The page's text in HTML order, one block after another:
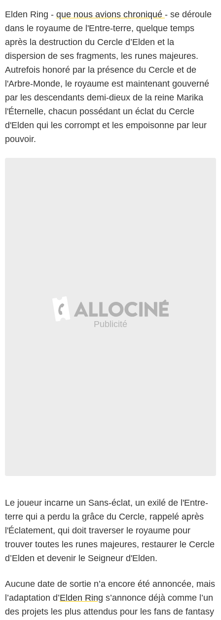
Elden Ring - que nous avions chroniqué - se déroule
dans le royaume de l'Entre-terre, quelque temps
après la destruction du Cercle d’Elden et la
dispersion de ses fragments, les runes majeures.
Autrefois honoré par la présence du Cercle et de
l'Arbre-Monde, le royaume est maintenant gouverné
par les descendants demi-dieux de la reine Marika
l'Éternelle, chacun possédant un éclat du Cercle
d'Elden qui les corrompt et les empoisonne par leur
pouvoir.
Le joueur incarne un Sans-éclat, un exilé de l'Entre-
terre qui a perdu la grâce du Cercle, rappelé après
l'Éclatement, qui doit traverser le royaume pour
trouver toutes les runes majeures, restaurer le Cercle
d’Elden et devenir le Seigneur d'Elden.
Aucune date de sortie n’a encore été annoncée, mais
l’adaptation d’Elden Ring s’annonce déjà comme l’un
des projets les plus attendus pour les fans de fantasy